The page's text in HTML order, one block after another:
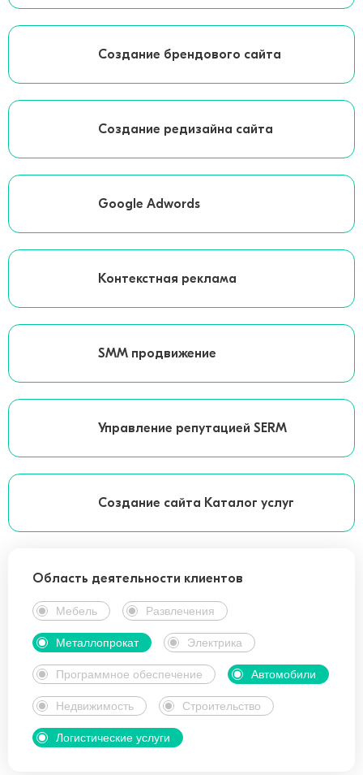
Создание брендового сайта
Создание редизайна сайта
Google Adwords
Контекстная реклама
SMM продвижение
Управление репутацией SERM
Создание сайта Каталог услуг
Область деятельности клиентов
Мебель Развлечения
Металлопрокат Электрика
Программное обеспечение Автомобили
Недвижимость Строительство
Логистические услуги